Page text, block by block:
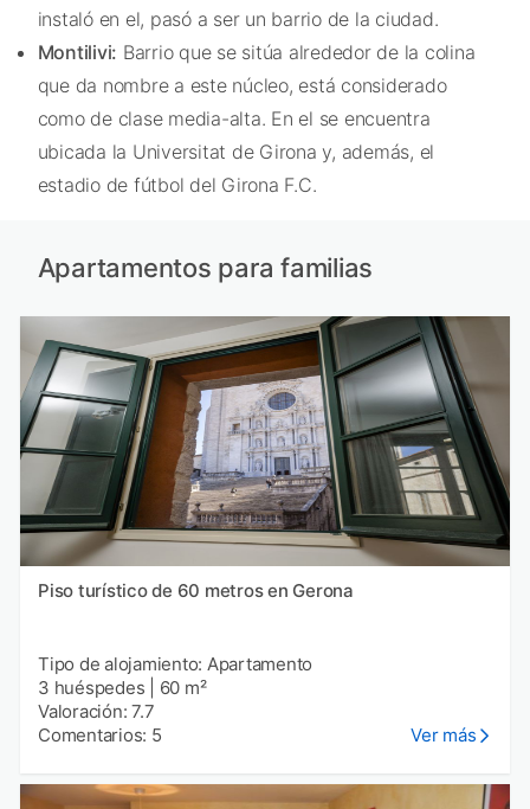
instaló en el, pasó a ser un barrio de la ciudad.
Montilivi: Barrio que se sitúa alrededor de la colina
que da nombre a este núcleo, está considerado
como de clase media-alta. En el se encuentra
ubicada la Universitat de Girona y, además, el
estadio de fútbol del Girona F.C.
Apartamentos para familias
Piso turístico de 60 metros en Gerona
Tipo de alojamiento: Apartamento
3 huéspedes
60 m²
Valoración: 7.7
Comentarios: 5
Ver más